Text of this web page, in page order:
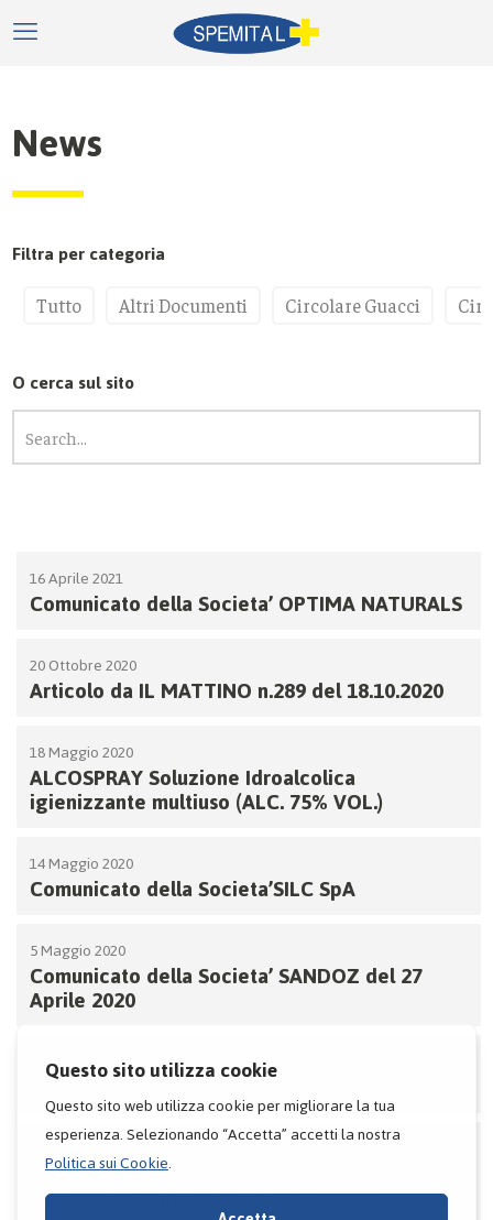
News
Filtra per categoria
Tutto Altri Documenti Circolare Guacci
O cerca sul sito
16 Aprile 2021
Comunicato della Societa’ OPTIMA NATURALS
20 Ottobre 2020
Articolo da IL MATTINO n.289 del 18.10.2020
18 Maggio 2020
ALCOSPRAY Soluzione Idroalcolica
igienizzante multiuso (ALC. 75% VOL.)
14 Maggio 2020
Comunicato della Societa’SILC SpA
5 Maggio 2020
Comunicato della Societa’ SANDOZ del 27
Aprile 2020
20 Marzo 2020
Comunicato dalla societa’ PFIZER ITALIA
18 Marzo 2020
COVID19: comunicato della NGN (New
Generation Nutraceuticals) FLUXOVAS